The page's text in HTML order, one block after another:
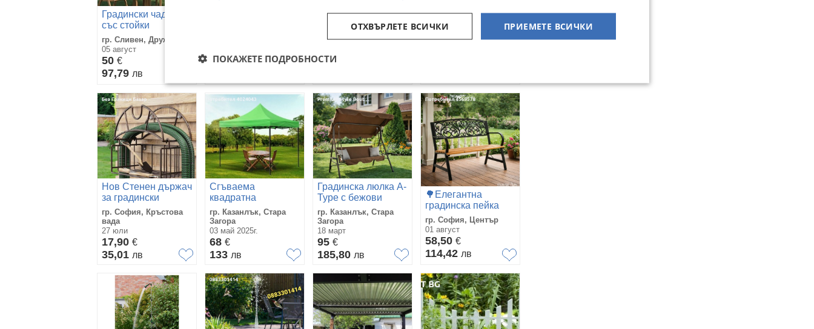
Градински чадъри
със стойки
гр. Сливен, Дружба
05 август
50 €
97,79 лв
101,75€
Вятърен звънец от
дърво Кокос
гр. Велико Търново
12,78
Градински ратанов
комплект от високо
гр. Хасково, Бадема
Нов Стенен държач
за градински
маркуч, издръжлив
и лесен монтаж
гр. София, Кръстова
вада
27 юли
17,90 €
35,01 лв
Сгъваема
квадратна
градинска шатра
тип хармоника
гр. Казанлък, Стара
Загора
03 май 2025г.
68 €
133 лв
Градинска люлка A-
Type с бежови
възглавници и
поставки за
напитки -
елегантност и
комфорт
гр. Казанлък, Стара
Загора
18 март
95 €
185,80 лв
🌳Елегантна
градинска пейка
GARDEN LINE
гр. София, Център
01 август
58,50 €
114,42 лв
ПРИЕМЕТЕ ВСИЧКИ
ОТХВЪРЛЕТЕ ВСИЧКИ
ПОКАЖЕТЕ ПОДРОБНОСТИ